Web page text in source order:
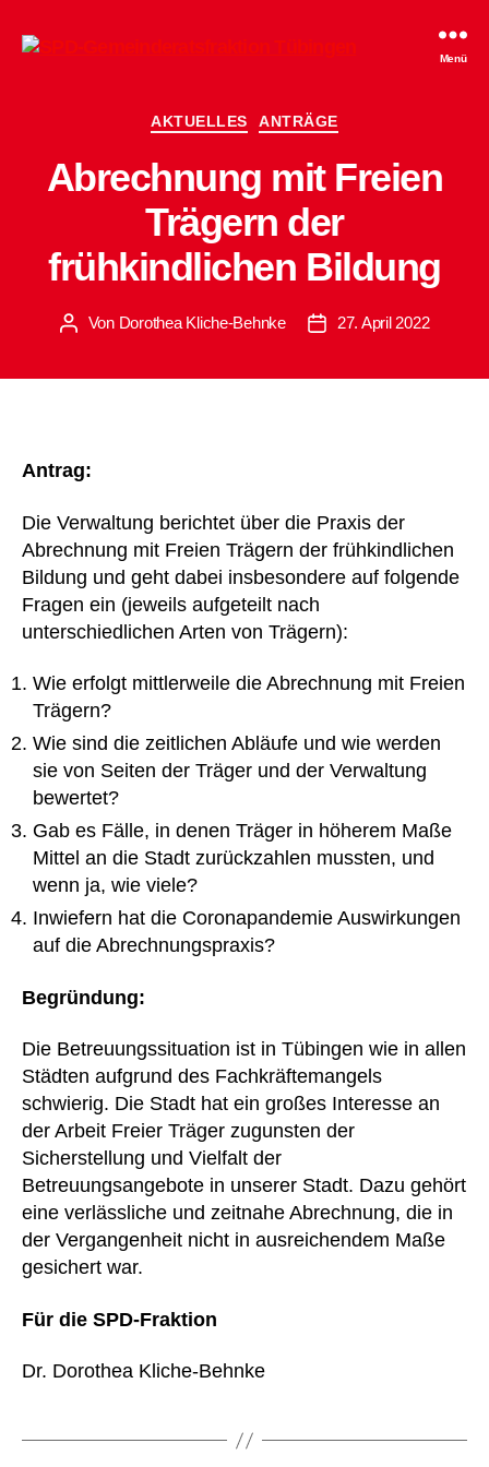
SPD-
Menü
Kategorien
AKTUELLES ANTRÄGE
Abrechnung mit Freien
Trägern der
frühkindlichen Bildung
Beitragsautor
Von Dorothea Kliche-Behnke Beitragsdatum
27. April 2022
Antrag:
Die Verwaltung berichtet über die Praxis der
Abrechnung mit Freien Trägern der frühkindlichen
Bildung und geht dabei insbesondere auf folgende
Fragen ein (jeweils aufgeteilt nach
unterschiedlichen Arten von Trägern):
Wie erfolgt mittlerweile die Abrechnung mit Freien
Trägern?
Wie sind die zeitlichen Abläufe und wie werden
sie von Seiten der Träger und der Verwaltung
bewertet?
Gab es Fälle, in denen Träger in höherem Maße
Mittel an die Stadt zurückzahlen mussten, und
wenn ja, wie viele?
Inwiefern hat die Coronapandemie Auswirkungen
auf die Abrechnungspraxis?
Begründung:
Die Betreuungssituation ist in Tübingen wie in allen
Städten aufgrund des Fachkräftemangels
schwierig. Die Stadt hat ein großes Interesse an
der Arbeit Freier Träger zugunsten der
Sicherstellung und Vielfalt der
Betreuungsangebote in unserer Stadt. Dazu gehört
eine verlässliche und zeitnahe Abrechnung, die in
der Vergangenheit nicht in ausreichendem Maße
gesichert war.
Für die SPD-Fraktion
Dr. Dorothea Kliche-Behnke